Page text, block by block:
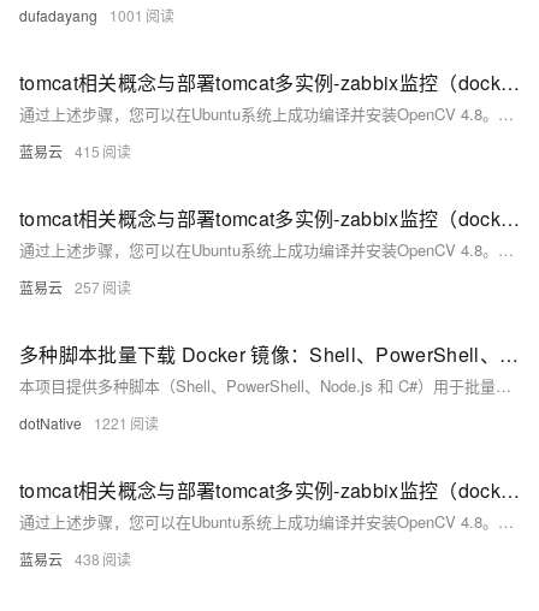
dufadayang 1001
tomcat相关概念与部署tomcat多实例-zabbix监控（docker部署）
通过上述步骤，您可以在Ubuntu系统上成功编译并安装OpenCV 4.8。这种方法不仅使您能够定制OpenCV的功能，还可以优化性能以满足特定需求。确保按照每一步进行操作，以避免常见的编译问题。
蓝易云 415
tomcat相关概念与部署tomcat多实例-zabbix监控（docker部署）
通过上述步骤，您可以在Ubuntu系统上成功编译并安装OpenCV 4.8。这种方法不仅使您能够定制OpenCV的功能，还可以优化性能以满足特定需求。确保按照每一步进行操作，以避免常见的编译问题。
蓝易云 257
多种脚本批量下载 Docker 镜像：Shell、PowerShell、Node.js 和 C#
本项目提供多种脚本（Shell、PowerShell、Node.js 和 C#）用于批量下载 Docker 镜像。配置文件 `docker-images.txt` 列出需要下载的镜像及其标签。各脚本首先检查 Docker 是否安装，接着读取配置文件并逐行处理，跳过空行和注释行，提取镜像名称和标签，调用 `docker pull` 命令下载镜像，并输出下载结果。使用时需创建配置文件并运行相应脚本。C# 版本需安装 .NET 8 runtime。
dotNative 1221
tomcat相关概念与部署tomcat多实例-zabbix监控（docker部署）
通过上述步骤，您可以在Ubuntu系统上成功编译并安装OpenCV 4.8。这种方法不仅使您能够定制OpenCV的功能，还可以优化性能以满足特定需求。确保按照每一步进行操作，以避免常见的编译问题。
蓝易云 438